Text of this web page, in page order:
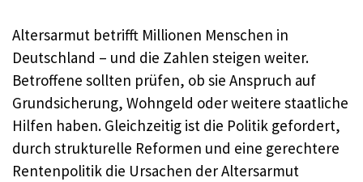
Altersarmut betrifft Millionen Menschen in
Deutschland – und die Zahlen steigen weiter.
Betroffene sollten prüfen, ob sie Anspruch auf
Grundsicherung, Wohngeld oder weitere staatliche
Hilfen haben. Gleichzeitig ist die Politik gefordert,
durch strukturelle Reformen und eine gerechtere
Rentenpolitik die Ursachen der Altersarmut